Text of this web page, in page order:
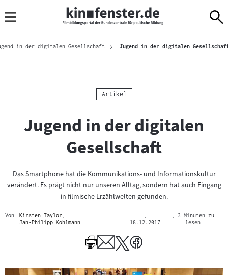
Navigation
zum
zur
amBrotkrümelnavigation
in der digitalen Gesellschaft Jugend in der digitalen
Kategorie:
Artikel
Jugend in der digitalen
Gesellschaft
Das Smartphone hat die Kommunikations- und Informationskultur
verändert. Es prägt nicht nur unseren Alltag, sondern hat auch Eingang
in filmische Erzählwelten gefunden.
Von
Kirsten Taylor
Mehr
Jan-Philipp Kohlmann
18.12.2017
, 3 Minuten zu
lesen